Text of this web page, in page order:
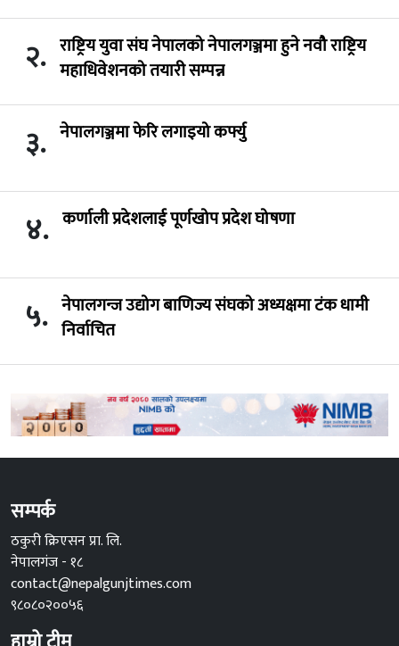
२. राष्ट्रिय युवा संघ नेपालको नेपालगञ्जमा हुने नवौ राष्ट्रिय
महाधिवेशनको तयारी सम्पन्न
३. नेपालगञ्जमा फेरि लगाइयो कर्फ्यु
४. कर्णाली प्रदेशलाई पूर्णखोप प्रदेश घोषणा
५. नेपालगन्ज उद्योग बाणिज्य संघको अध्यक्षमा टंक धामी
निर्वाचित
सम्पर्क
ठकुरी क्रिएसन प्रा. लि.
नेपालगंज - १८
contact@nepalgunjtimes.com
९८०८०२००५६